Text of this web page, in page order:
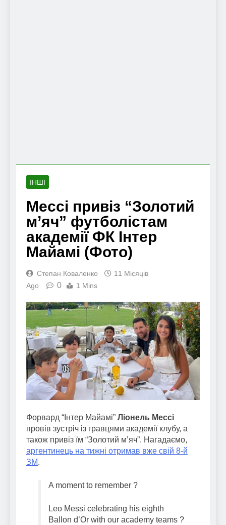
ІНШІ
Мессі привіз “Золотий
м’яч” футболістам
академії ФК Інтер
Майамі (Фото)
Степан Коваленко
11 Місяців
Ago
0 1 Mins
Форвард “Інтер Майамі” Ліонель Мессі
провів зустріч із гравцями академії клубу, а
також привіз їм “Золотий м’яч”. Нагадаємо,
аргентинець на тижні отримав вже свій 8-й
ЗМ.
A moment to remember ?
Leo Messi celebrating his eighth
Ballon d’Or with our academy teams ?